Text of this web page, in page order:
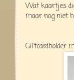
Wat kaartjes
maar nog niet
Giftcardholder